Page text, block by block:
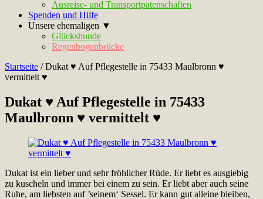
Ausreise- und Transportpatenschaften
Spenden und Hilfe
Unsere ehemaligen ▼
Glückshunde
Regenbogenbrücke
Startseite /Dukat ♥ Auf Pflegestelle in 75433 Maulbronn ♥
vermittelt ♥
Dukat ♥ Auf Pflegestelle in 75433
Maulbronn ♥ vermittelt ♥
Dukat ist ein lieber und sehr fröhlicher Rüde. Er liebt es ausgiebig
zu kuscheln und immer bei einem zu sein. Er liebt aber auch seine
Ruhe, am liebsten auf ’seinem‘ Sessel. Er kann gut alleine bleiben,